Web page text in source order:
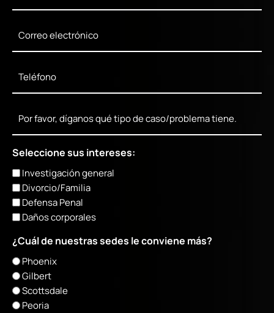
Seleccione sus intereses:
Investigación general
Divorcio/Familia
Defensa Penal
Daños corporales
¿Cuál de nuestras sedes le conviene más?
Phoenix
Gilbert
Scottsdale
Peoria